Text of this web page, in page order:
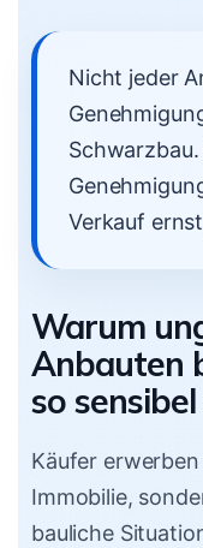
Nicht jeder
Verkauf
Warum
Anbauten
so
Käufer
Immobilie,
bauliche